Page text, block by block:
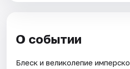
О событии
Блеск и великолепие